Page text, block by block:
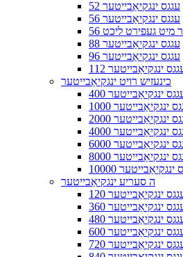
52 עגגס ינגקיאַבייטער
56 עגגס ינגקיאַבייטער
מיט געפירט ליכט
88 עגגס ינגקיאַבייטער
96 עגגס ינגקיאַבייטער
עגגס ינגקיאַבייטער
כינעזיש רויט ינגקיאַבייטער
עגגס ינגקיאַבייטער
עגגס ינגקיאַבייטער
עגגס ינגקיאַבייטער
עגגס ינגקיאַבייטער
עגגס ינגקיאַבייטער
עגגס ינגקיאַבייטער
עגגס ינגקיאַבייטער
ה סעריע ינגקיאַבייטער
עגגס ינגקיאַבייטער
עגגס ינגקיאַבייטער
עגגס ינגקיאַבייטער
עגגס ינגקיאַבייטער
עגגס ינגקיאַבייטער